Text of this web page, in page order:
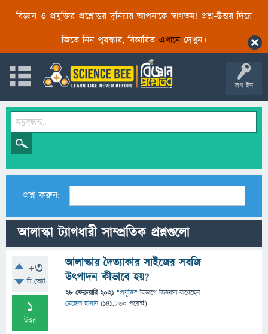
বিজ্ঞান ও প্রযুক্তির প্রশ্নোত্তর দুনিয়ায় আপনাকে স্বাগতম! প্রশ্ন-উত্তর দিয়ে
জিতে নিন পুরস্কার, বিস্তারিত এখানেদেখুন।
লগ ইন
প্রশ্ন করুন:
আলাস্কা ট্যাগধারী সাম্প্রতিক প্রশ্নগুলো
+3
টি ভোট
1
উত্তর
আলাস্কায় দৈত্যাকার সাইজের সবজি
উৎপাদন কীভাবে হয়?
28 ফেব্রুয়ারি 2021 "প্রযুক্তি" বিভাগে জিজ্ঞাসাকরেছেন
মেহেদী হাসান (141,860 পয়েন্ট)